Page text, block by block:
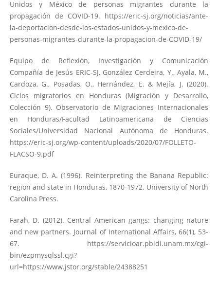
Unidos y México de personas migrantes durante la
propagación de COVID-19. https://eric-sj.org/noticias/ante-
la-deportacion-desde-los-estados-unidos-y-mexico-de-
personas-migrantes-durante-la-propagacion-de-COVID-19/
Equipo de Reflexión, Investigación y Comunicación
Compañía de Jesús ERIC-SJ, González Cerdeira, Y., Ayala, M.,
Cardoza, G., Posadas, O., Hernández, E. & Mejía, J. (2020).
Ciclos migratorios en Honduras (Migración y Desarrollo,
Colección 9). Observatorio de Migraciones Internacionales
en Honduras/Facultad Latinoamericana de Ciencias
Sociales/Universidad Nacional Autónoma de Honduras.
https://eric-sj.org/wp-content/uploads/2020/07/FOLLETO-
FLACSO-9.pdf
Euraque, D. A. (1996). Reinterpreting the Banana Republic:
region and state in Honduras, 1870-1972. University of North
Carolina Press.
Farah, D. (2012). Central American gangs: changing nature
and new partners. Journal of International Affairs, 66(1), 53-
67. https://servicioar.pbidi.unam.mx/cgi-
bin/ezpmysqlssl.cgi?
url=https://www.jstor.org/stable/24388251